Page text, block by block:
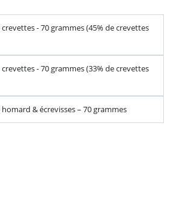
- 70 grammes (45% de crevettes
- 70 grammes (33% de crevettes
& écrevisses – 70 grammes